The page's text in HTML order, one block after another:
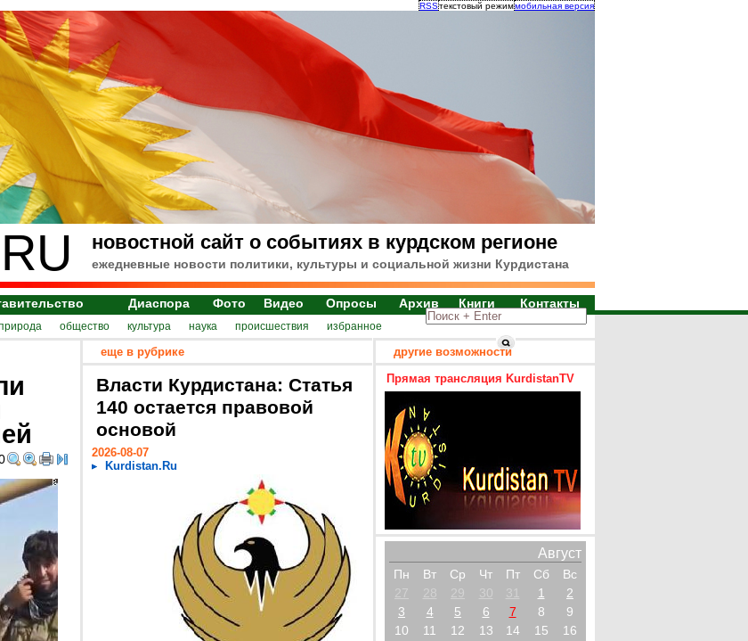
RSSтекстовый режиммобильная версия
новостной сайт о событиях в курдском регионе
ежедневные новости политики, культуры и социальной жизни Курдистана
Диаспора Фото Видео Опросы Архив Книги Контакты
общество культура наука происшествия избранное
еще в рубрике
Власти Курдистана: Статья
140 остается правовой
основой
2026-08-07
Kurdistan.Ru
другие возможности
Прямая трансляция KurdistanTV
Август
Пн Вт Ср Чт Пт Сб
Вс
27
28 29 30 31 1
2
3
4 5 6 7 8
9
10
11 12 13 14 15
16